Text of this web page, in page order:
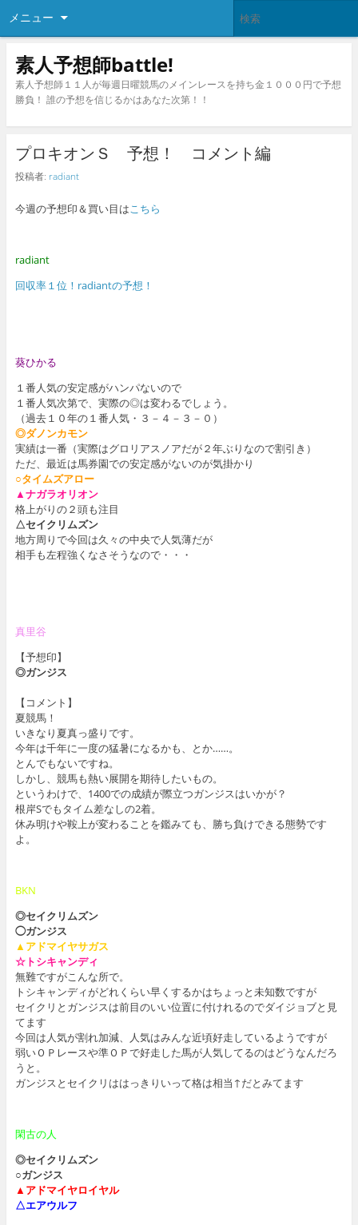
メニュー
素人予想師battle!
素人予想師１１人が毎週日曜競馬のメインレースを持ち金１０００円で予想
勝負！ 誰の予想を信じるかはあなた次第！！
プロキオンＳ 予想！ コメント編
投稿者: radiant
今週の予想印＆買い目はこちら
radiant
回収率１位！radiantの予想！
葵ひかる
１番人気の安定感がハンパないので
１番人気次第で、実際の◎は変わるでしょう。
（過去１０年の１番人気・３－４－３－０）
◎ダノンカモン
実績は一番（実際はグロリアスノアだが２年ぶりなので割引き）
ただ、最近は馬券園での安定感がないのが気掛かり
○タイムズアロー
▲ナガラオリオン
格上がりの２頭も注目
△セイクリムズン
地方周りで今回は久々の中央で人気薄だが
相手も左程強くなさそうなので・・・
真里谷
【予想印】
◎ガンジス
【コメント】
夏競馬！
いきなり夏真っ盛りです。
今年は千年に一度の猛暑になるかも、とか……。
とんでもないですね。
しかし、競馬も熱い展開を期待したいもの。
というわけで、1400での成績が際立つガンジスはいかが？
根岸Sでもタイム差なしの2着。
休み明けや鞍上が変わることを鑑みても、勝ち負けできる態勢です
よ。
BKN
◎セイクリムズン
◯ガンジス
▲アドマイヤサガス
☆トシキャンディ
無難ですがこんな所で。
トシキャンディがどれくらい早くするかはちょっと未知数ですが
セイクリとガンジスは前目のいい位置に付けれるのでダイジョブと見
てます
今回は人気が割れ加減、人気はみんな近頃好走しているようですが
弱いＯＰレースや準ＯＰで好走した馬が人気してるのはどうなんだろ
うと。
ガンジスとセイクリははっきりいって格は相当↑だとみてます
閑古の人
◎セイクリムズン
○ガンジス
▲アドマイヤロイヤル
△エアウルフ